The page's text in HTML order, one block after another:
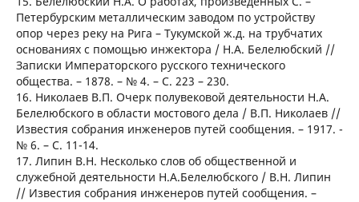
Петербурским металлическим заводом по устройству
опор через реку на Рига – Тукумской ж.д. на трубчатих
основаниях с помощью инжектора / Н.А. Белелюбский //
Записки Императорского русского технического
общества. – 1878. – № 4. – С. 223 – 230.
16. Николаев В.П. Очерк полувековой деятельности Н.А.
Белелюбского в области мостового дела / В.П. Николаев //
Известия собрания инженеров путей сообщения. – 1917. -
№ 6. – С. 11-14.
17. Липин В.Н. Несколько слов об общественной и
служебной деятельности Н.А.Белелюбского / В.Н. Липин
// Известия собрания инженеров путей сообщения. –